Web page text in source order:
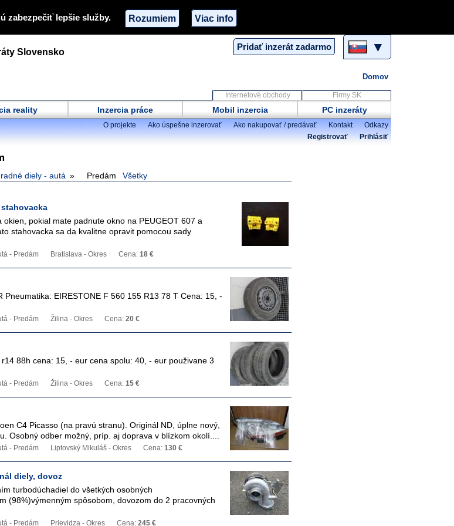
zabezpečiť lepšie služby. Rozumiem Viac info
Pridať inzerát zadarmo ▼
Slovensko
Domov
Internetové obchody Firmy SK
reality Inzercia práce Mobil inzercia PC inzeráty
O projekte Ako úspešne inzerovať Ako nakupovať / predávať Kontakt
Odkazy
Registrovať
Prihlásiť
diely - autá Predám Všetky
pokial mate padnute okno na PEUGEOT 607 a
stahovacka sa da kvalitne opravit pomocou sady
- Predám Bratislava - Okres Cena: 18 €
Pneumatika: EIRESTONE F 560 155 R13 78 T Cena: 15, -
- Predám Žilina - Okres Cena: 20 €
88h cena: 15, - eur cena spolu: 40, - eur použivane 3
- Predám Žilina - Okres Cena: 15 €
C4 Picasso (na pravú stranu). Originál ND, úplne nový,
Osobný odber možný, príp. aj doprava v blízkom okolí....
- Predám Liptovský Mikuláš - Okres Cena: 130 €
diely, dovoz
turbodúchadiel do všetkých osobných
(98%)výmenným spôsobom, dovozom do 2 pracovných
- Predám Prievidza - Okres Cena: 245 €